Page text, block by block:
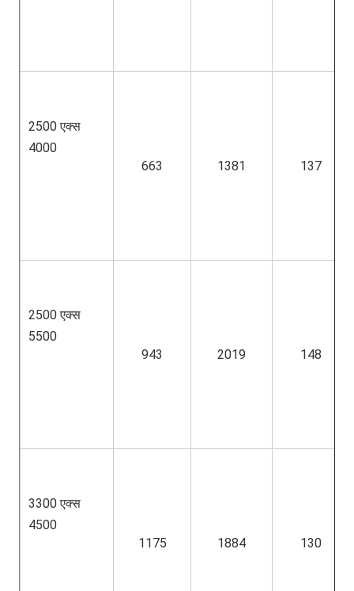
2500 एक्स
4000
663
1381 137
2500 एक्स
5500
943
2019 148
3300 एक्स
4500
1175
1884 130